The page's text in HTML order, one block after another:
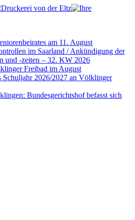
am 11. August
im Saarland / Ankündigung der
und -zeiten – 32. KW 2026
Freibad im August
Schuljahr 2026/2027 an Völklinger
Bundesgerichtshof befasst sich